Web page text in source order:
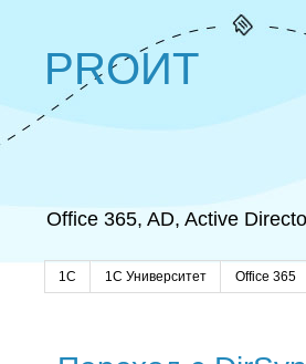
PROИТ
Office 365, AD, Active
1C 1С Университет Office 365